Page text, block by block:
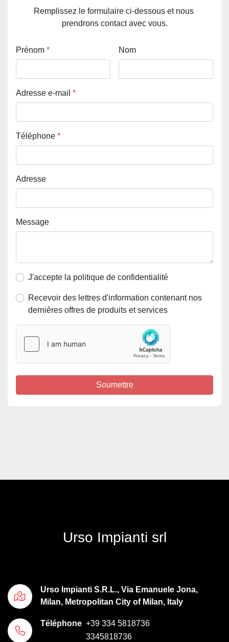
Remplissez le formulaire ci-dessous et nous
prendrons contact avec vous.
Prénom * Nom
Adresse e-mail *
Téléphone *
Adresse
Message
J'accepte la politique de confidentialité
Recevoir des lettres d'information contenant nos
dernières offres de produits et services
Soumettre
Urso Impianti srl
Urso Impianti S.R.L., Via Emanuele Jona,
Milan, Metropolitan City of Milan, Italy
Téléphone +39 334 5818736
3345818736